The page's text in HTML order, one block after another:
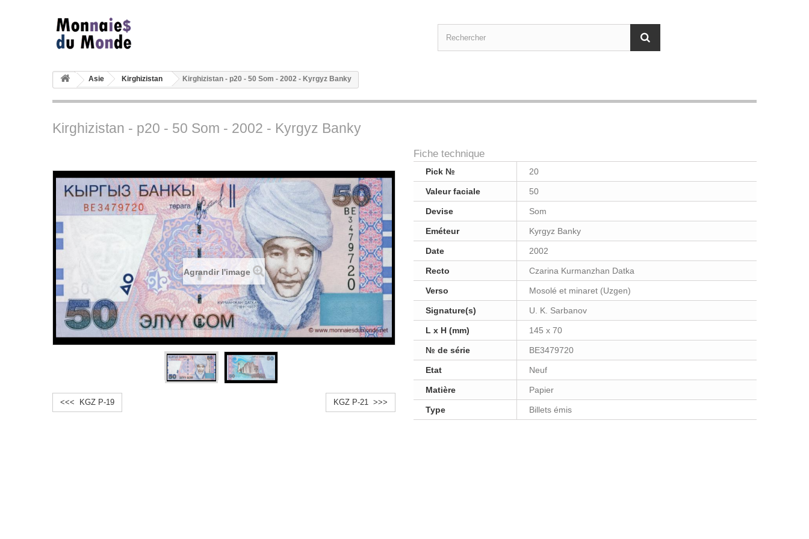
Asie Kirghizistan Kirghizistan - p20 - 50 Som - 2002 - Kyrgyz Banky
Kirghizistan - p20 - 50 Som - 2002 - Kyrgyz Banky
Agrandir l'image
<<< KGZ P-19 KGZ P-21 >>>
Fiche technique
Pick № 20
Valeur faciale 50
Devise Som
Eméteur Kyrgyz Banky
Date 2002
Recto Czarina Kurmanzhan Datka
Verso Mosolé et minaret (Uzgen)
Signature(s) U. K. Sarbanov
L x H (mm) 145 x 70
№ de série BE3479720
Etat Neuf
Matière Papier
Type Billets émis